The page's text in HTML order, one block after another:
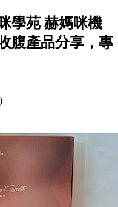
學苑 赫媽咪機
腹產品分享，專